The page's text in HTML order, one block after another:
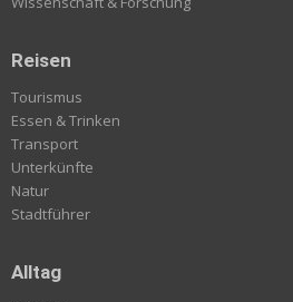
Reisen
Tourismus
Essen & Trinken
Transport
Unterkünfte
Natur
Stadtführer
Alltag